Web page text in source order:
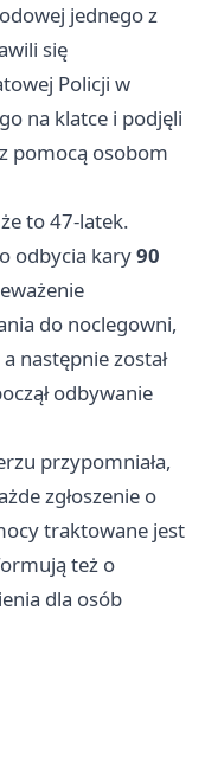
jednego z
się
Policji w
na klatce i podjęli
pomocą osobom
to 47-latek.
odbycia kary90
do noclegowni,
następnie został
odbywanie
przypomniała,
zgłoszenie o
traktowane jest
też o
dla osób